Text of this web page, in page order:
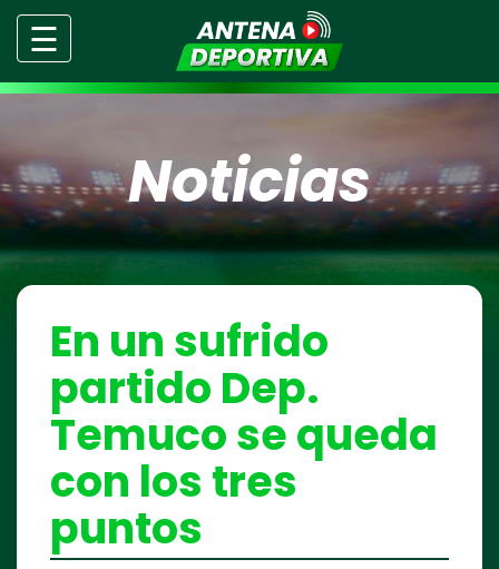
☰
Noticias
En un sufrido
partido Dep.
Temuco se queda
con los tres
puntos